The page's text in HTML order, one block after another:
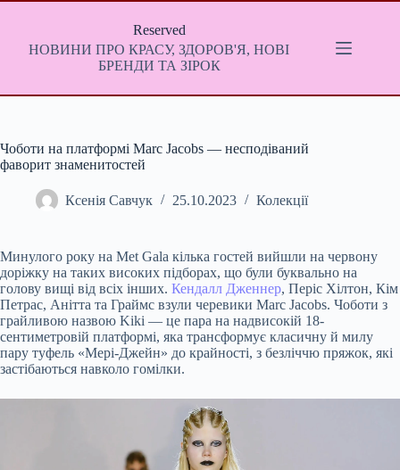
Перейти
Reserved
НОВИНИ ПРО КРАСУ, ЗДОРОВ'Я, НОВІ
БРЕНДИ ТА ЗІРОК
Чоботи на платформі Marc Jacobs — несподіваний
фаворит знаменитостей
Ксенія Савчук 25.10.2023 Колекції
Минулого року на Met Gala кілька гостей вийшли на червону
доріжку на таких високих підборах, що були буквально на
голову вищі від всіх інших. Кендалл Дженнер, Періс Хілтон, Кім
Петрас, Анітта та Граймс взули черевики Marc Jacobs. Чоботи з
грайливою назвою Kiki — це пара на надвисокій 18-
сентиметровій платформі, яка трансформує класичну й милу
пару туфель «Мері-Джейн» до крайності, з безліччю пряжок, які
застібаються навколо гомілки.